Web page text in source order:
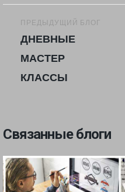
блогам
ПРЕДЫДУЩИЙ БЛОГ
ДНЕВНЫЕ
МАСТЕР
КЛАССЫ
Связанные блоги